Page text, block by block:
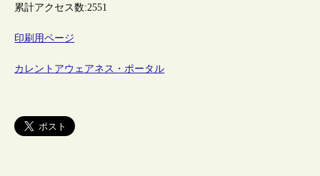
累計アクセス数:2551
印刷用ページ
カレントアウェアネス・ポータル